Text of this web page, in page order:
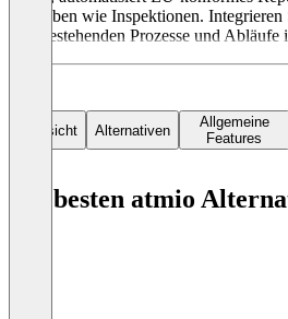
Aufgaben wie Inspektionen.
Ihre bestehenden Prozesse und
Übersicht Alternativen
Allgemeine
Features
Die besten atmio